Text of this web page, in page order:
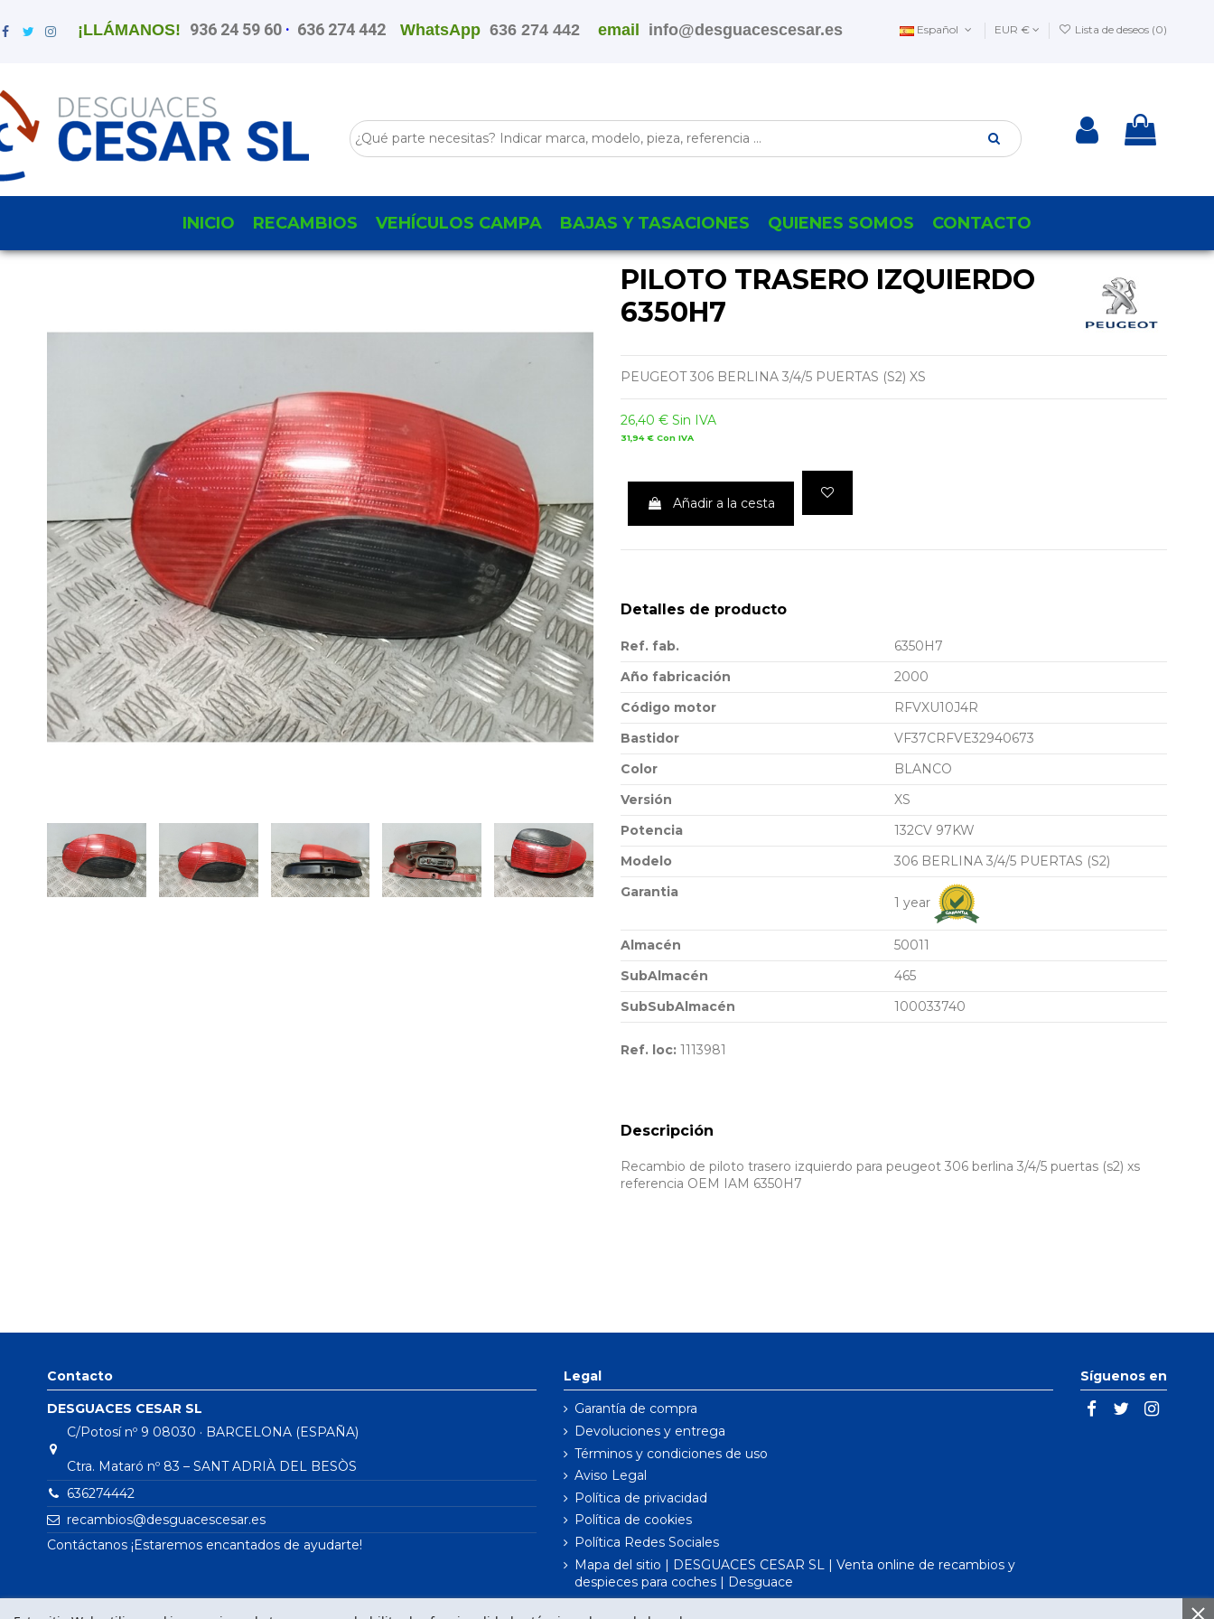
¡LLÁMANOS! 936 24 59 60 · 636 274 442 WhatsApp636 274 442 email info@desguacescesar.es Español EUR € Lista de deseos (0)
INICIO RECAMBIOS VEHÍCULOS CAMPA BAJAS Y TASACIONES QUIENES SOMOS CONTACTO
PILOTO TRASERO IZQUIERDO
6350H7
PEUGEOT 306 BERLINA 3/4/5 PUERTAS (S2) XS
26,40 € Sin IVA
31,94 € Con IVA
Añadir a la cesta
Detalles de producto
Ref. fab.
6350H7
Año fabricación
2000
Código motor
RFVXU10J4R
Bastidor
VF37CRFVE32940673
Color
BLANCO
Versión
XS
Potencia
132CV 97KW
Modelo
306 BERLINA 3/4/5 PUERTAS (S2)
Garantia
1 year
Almacén
50011
SubAlmacén
465
SubSubAlmacén
100033740
Ref. loc: 1113981
Descripción
Recambio de piloto trasero izquierdo para peugeot 306 berlina 3/4/5 puertas (s2) xs
referencia OEM IAM 6350H7
Contacto
DESGUACES CESAR SL
C/Potosí nº 9 08030 · BARCELONA (ESPAÑA)
Ctra. Mataró nº 83 – SANT ADRIÀ DEL BESÒS
636274442
recambios@desguacescesar.es
Contáctanos ¡Estaremos encantados de ayudarte!
Legal
Garantía de compra
Devoluciones y entrega
Términos y condiciones de uso
Aviso Legal
Política de privacidad
Política de cookies
Política Redes Sociales
Mapa del sitio | DESGUACES CESAR SL | Venta online de recambios y
despieces para coches | Desguace
Síguenos en